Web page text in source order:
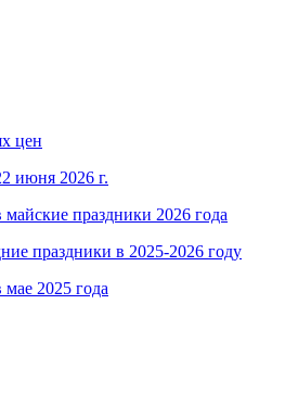
цен
июня 2026 г.
праздники 2026 года
праздники в 2025-2026 году
2025 года